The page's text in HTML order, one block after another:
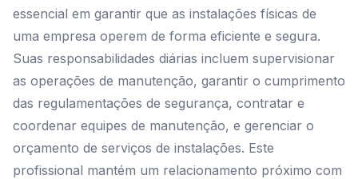
essencial em garantir que as instalações físicas de
uma empresa operem de forma eficiente e segura.
Suas responsabilidades diárias incluem supervisionar
as operações de manutenção, garantir o cumprimento
das regulamentações de segurança, contratar e
coordenar equipes de manutenção, e gerenciar o
orçamento de serviços de instalações. Este
profissional mantém um relacionamento próximo com